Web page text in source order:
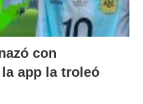
con
app la troleó